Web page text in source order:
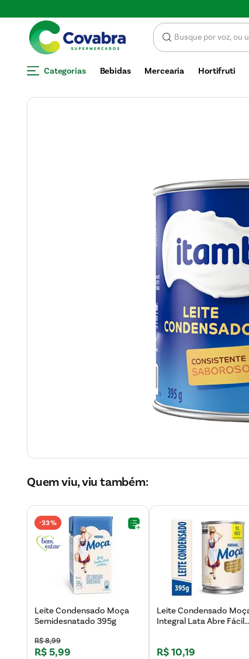
Categorias Bebidas Mercearia Hortifruti
Quem viu, viu também:
-33%
Leite Condensado Moça
Semidesnatado 395g
R$8,99
R$5,99
Leite Condensado
Integral Lata Abre Fácil
R$10,19